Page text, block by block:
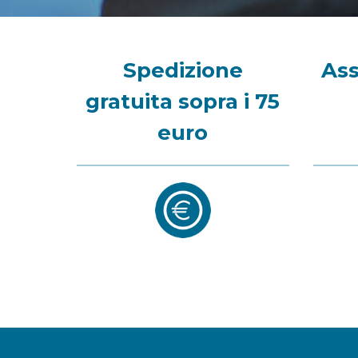
Spedizione
gratuita sopra i 75
euro